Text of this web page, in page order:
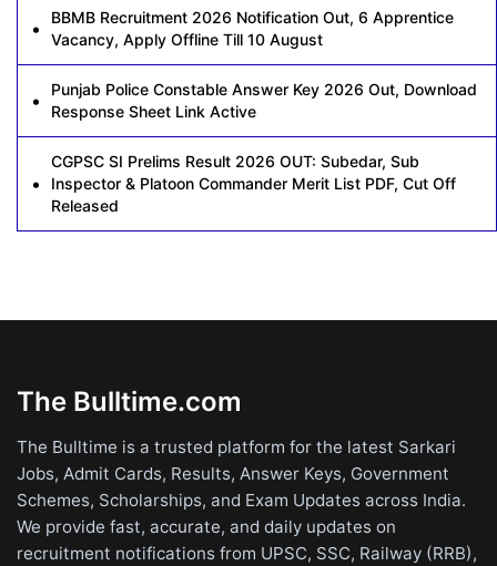
BBMB Recruitment 2026 Notification Out, 6 Apprentice
Vacancy, Apply Offline Till 10 August
Punjab Police Constable Answer Key 2026 Out, Download
Response Sheet Link Active
CGPSC SI Prelims Result 2026 OUT: Subedar, Sub
Inspector & Platoon Commander Merit List PDF, Cut Off
Released
The Bulltime.com
The Bulltime is a trusted platform for the latest Sarkari
Jobs, Admit Cards, Results, Answer Keys, Government
Schemes, Scholarships, and Exam Updates across India.
We provide fast, accurate, and daily updates on
recruitment notifications from UPSC, SSC, Railway (RRB),